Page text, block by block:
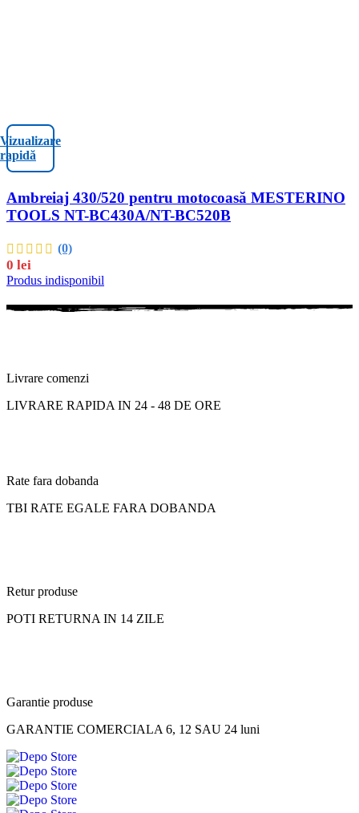
Vizualizare
rapidă
Ambreiaj 430/520 pentru motocoasă MESTERINO
TOOLS NT-BC430A/NT-BC520B
(0)
0 lei
Produs indisponibil
Livrare comenzi
LIVRARE RAPIDA IN 24 - 48 DE ORE
Rate fara dobanda
TBI RATE EGALE FARA DOBANDA
Retur produse
POTI RETURNA IN 14 ZILE
Garantie produse
GARANTIE COMERCIALA 6, 12 SAU 24 luni